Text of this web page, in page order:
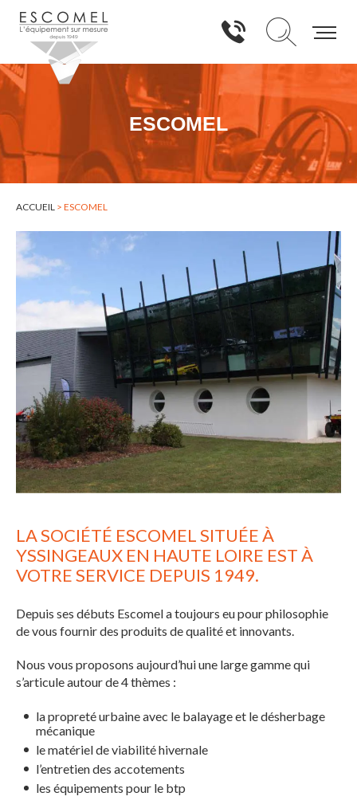
ESCOMEL
ACCUEIL > ESCOMEL
LA SOCIÉTÉ ESCOMEL SITUÉE À
YSSINGEAUX EN HAUTE LOIRE EST À
VOTRE SERVICE DEPUIS 1949.
Depuis ses débuts Escomel a toujours eu pour philosophie
de vous fournir des produits de qualité et innovants.
Nous vous proposons aujourd’hui une large gamme qui
s’articule autour de 4 thèmes :
la propreté urbaine avec le balayage et le désherbage
mécanique
le matériel de viabilité hivernale
l’entretien des accotements
les équipements pour le btp